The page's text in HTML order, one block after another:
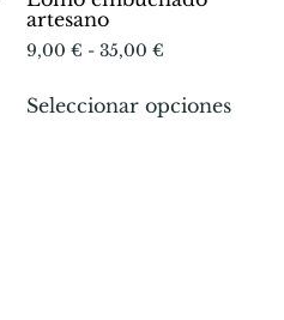
artesano
9,00 € - 35,00 €
Seleccionar opciones